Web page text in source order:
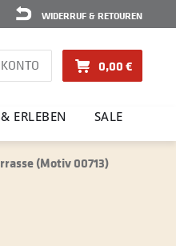
WIDERRUF & RETOUREN
0,00 €
ERLEBEN SALE
(Motiv 00713)